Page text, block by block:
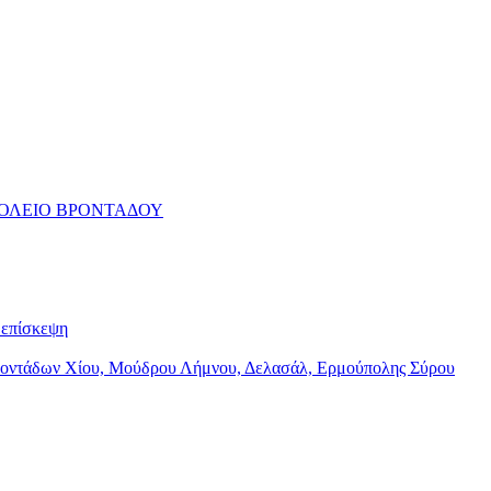
ΒΡΟΝΤΑΔΟΥ
Χίου, Μούδρου Λήμνου, Δελασάλ, Ερμούπολης Σύρου